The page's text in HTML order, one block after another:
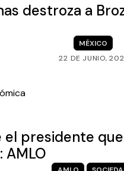
destroza a
MÉXICO
22 DE JUNIO,
el presidente